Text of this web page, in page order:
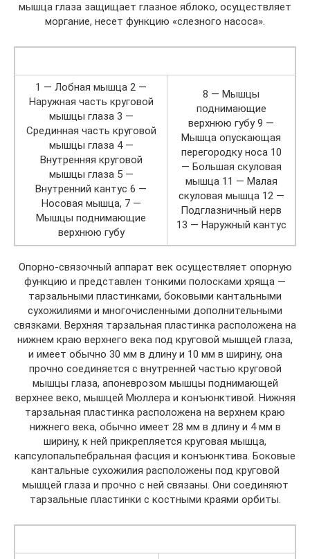
мышца глаза защищает глазное яблоко, осуществляет
моргание, несет функцию «слезного насоса».
1 — Лобная мышца 2 —
Наружная часть круговой
мышцы глаза 3 —
Срединная часть круговой
мышцы глаза 4 —
Внутренняя круговой
мышцы глаза 5 —
Внутренний кантус 6 —
Носовая мышца, 7 —
Мышцы поднимающие
верхнюю губу
8 — Мышцы
поднимающие
верхнюю губу 9 —
Мышца опускающая
перегородку носа 10
— Большая скуловая
мышца 11 — Малая
скуловая мышца 12 —
Подглазничный нерв
13 — Наружный кантус
Опорно-связочный аппарат век осуществляет опорную
функцию и представлен тонкими полосками хряща —
тарзальными пластинками, боковыми кантальными
сухожилиями и многочисленными дополнительными
связками. Верхняя тарзальная пластинка расположена на
нижнем краю верхнего века под круговой мышцей глаза,
и имеет обычно 30 мм в длину и 10 мм в ширину, она
прочно соединяется с внутренней частью круговой
мышцы глаза, апоневрозом мышцы поднимающей
верхнее веко, мышцей Мюллера и конъюнктивой. Нижняя
тарзальная пластинка расположена на верхнем краю
нижнего века, обычно имеет 28 мм в длину и 4 мм в
ширину, к ней прикрепляется круговая мышца,
капсулопальпебральная фасция и конъюнктива. Боковые
кантальные сухожилия расположены под круговой
мышцей глаза и прочно с ней связаны. Они соединяют
тарзальные пластинки с костными краями орбиты.